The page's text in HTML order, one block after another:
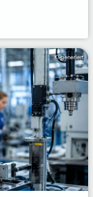
KI-generiert